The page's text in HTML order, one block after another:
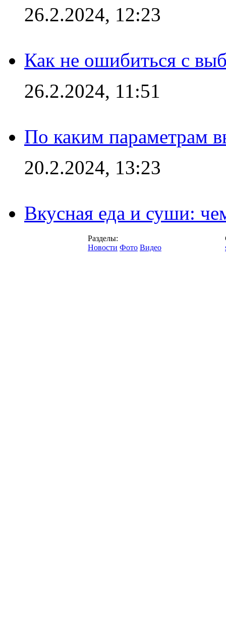
26.2.2024, 12:23
Как не ошибиться с
26.2.2024, 11:51
По каким параметрам
20.2.2024, 13:23
Вкусная еда и суши:
Разделы:
Новости Фото Видео